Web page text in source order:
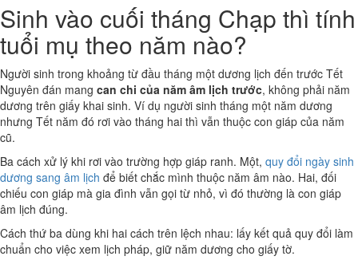
Sinh vào cuối tháng Chạp thì tính
tuổi mụ theo năm nào?
Người sinh trong khoảng từ đầu tháng một dương lịch đến trước Tết
Nguyên đán mang can chi của năm âm lịch trước, không phải năm
dương trên giấy khai sinh. Ví dụ người sinh tháng một năm dương
nhưng Tết năm đó rơi vào tháng hai thì vẫn thuộc con giáp của năm
cũ.
Ba cách xử lý khi rơi vào trường hợp giáp ranh. Một, quy đổi ngày sinh
dương sang âm lịch để biết chắc mình thuộc năm âm nào. Hai, đối
chiếu con giáp mà gia đình vẫn gọi từ nhỏ, vì đó thường là con giáp
âm lịch đúng.
Cách thứ ba dùng khi hai cách trên lệch nhau: lấy kết quả quy đổi làm
chuẩn cho việc xem lịch pháp, giữ năm dương cho giấy tờ.